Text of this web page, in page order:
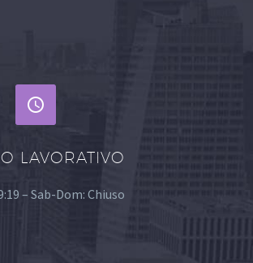


LAVORATIVO
– Sab-Dom: Chiuso